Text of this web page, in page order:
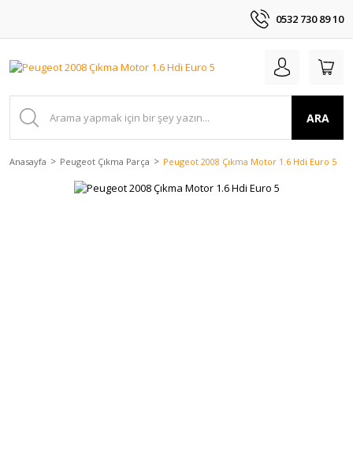
0532 730 89 10
ARA
Anasayfa Peugeot Çıkma Parça Peugeot 2008 Çıkma Motor 1.6 Hdi Euro 5